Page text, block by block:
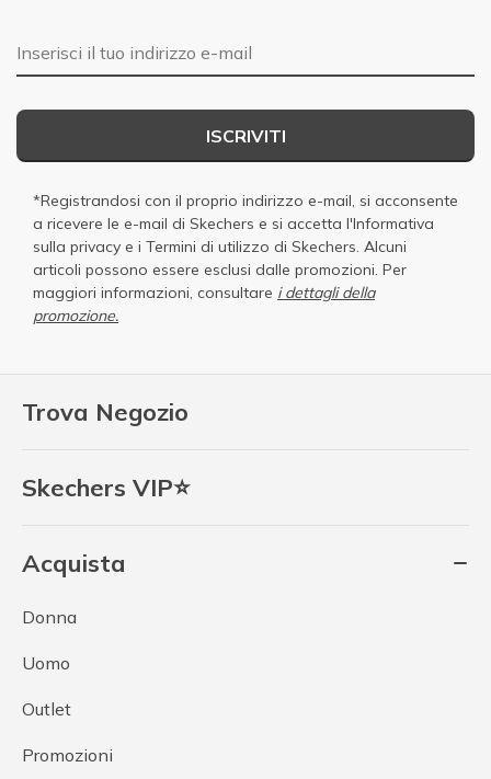
Trova Negozio
Skechers VIP⭐
Acquista
Donna
Uomo
Outlet
Promozioni
E-mail
ISCRIVITI
*Registrandosi con il proprio indirizzo e-mail, si acconsente
a ricevere le e-mail di Skechers e si accetta l'Informativa
sulla privacy e i Termini di utilizzo di Skechers. Alcuni
articoli possono essere esclusi dalle promozioni. Per
maggiori informazioni, consultare i dettagli della
promozione.